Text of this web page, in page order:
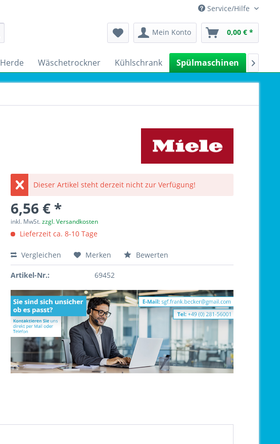
Service/Hilfe
Mein Konto 0,00 € *
Herde Wäschetrockner Kühlschrank Spülmaschinen 
Dieser Artikel steht derzeit nicht zur Verfügung!
6,56 € *
inkl. MwSt.zzgl. Versandkosten
Lieferzeit ca. 8-10 Tage
Vergleichen Merken Bewerten
Artikel-Nr.: 69452